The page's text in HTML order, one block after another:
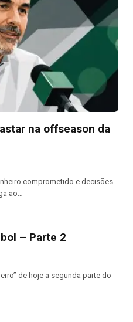
na offseason da
comprometido e decisões
ao…
– Parte 2
de hoje a segunda parte do